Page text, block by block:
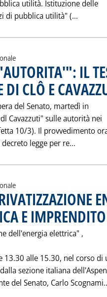
utilità. Istituzione delle
di pubblica utilità" (...
IL
CLÔ E
del Senato, martedì in
Cavazzuti" sulle autorità nei
10/3). Il provvedimento
legge per re...
E
dell'energia elettrica" ‚
alle 15.30, nel corso di
sezione italiana dell'Aspen
del Senato, Carlo